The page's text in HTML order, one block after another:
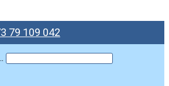
79 109 042